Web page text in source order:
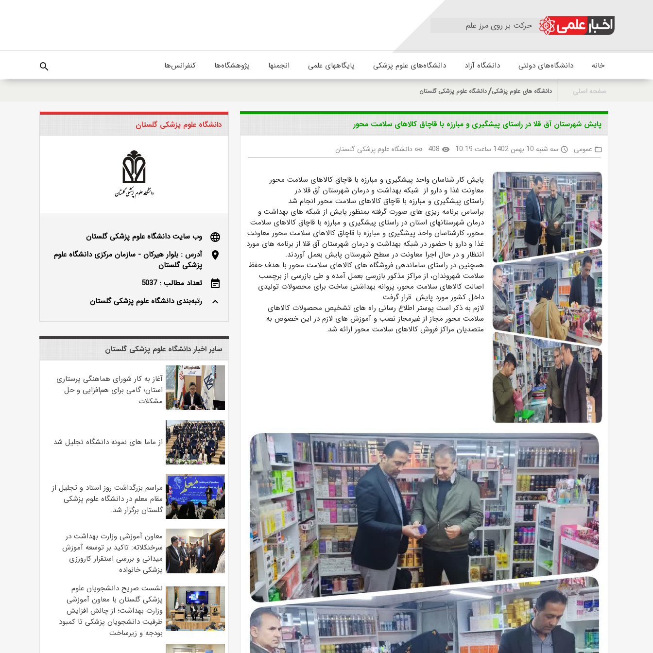
حرکت بر روی مرز علم
خانه دانشگاه‌های دولتی دانشگاه آزاد دانشگاه‌های علوم پزشکی پایگاههای علمی انجمنها پژوهشگاه‌ها کنفرانس‌ها search
صفحه اصلی دانشگاه های علوم پزشکی دانشگاه علوم پزشکی گلستان
پایش شهرستان آق قلا در راستای پیشگیری و مبارزه با قاچاق کالاهای سلامت محور
folder_open عمومی access_time سه شنبه 10 بهمن 1402 ساعت 10:19 visibility
408
link دانشگاه علوم پزشکی گلستان
پایش کار شناسان واحد پیشگیری و مبارزه با قاچاق کالاهای سلامت محور
معاونت غذا و دارو از شبکه بهداشت و درمان شهرستان آق قلا در
راستای پیشگیری و مبارزه با قاچاق کالاهای سلامت محور انجام شد
براساس برنامه ریزی های صورت گرفته بمنظور پایش از شبکه های بهداشت و
درمان شهرستانهای استان در راستای پیشگیری و مبارزه با قاچاق کالاهای سلامت
محور، کارشناسان واحد پیشگیری و مبارزه با قاچاق کالاهای سلامت محور معاونت
غذا و دارو با حضور در شبکه بهداشت و درمان شهرستان آق قلا از برنامه های مورد
انتظار و در حال اجرا معاونت در سطح شهرستان پایش بعمل آوردند.
همچنین در راستای ساماندهی فروشگاه های کالاهای سلامت محور با هدف حفظ
سلامت شهروندان، از مراکز مذکور بازرسی بعمل آمده و طی بازرسی از برچسب
اصالت کالاهای سلامت محور، پروانه بهداشتی ساخت برای محصولات تولیدی
داخل کشور مورد پایش قرار گرفت.
لازم به ذکر است پوستر اطلاع رسانی راه های تشخیص محصولات کالاهای
سلامت محور مجاز از غیرمجاز نصب و آموزش های لازم در این خصوص به
متصدیان مراکز فروش کالاهای سلامت محور ارائه شد.
دانشگاه علوم پزشکی گلستان
language
وب سایت دانشگاه علوم پزشکی گلستان
location_on
آدرس : بلوار هیرکان - سازمان مرکزی دانشگاه علوم
پزشکی گلستان
event_note
تعداد مطالب : 5037
keyboard_arrow_up
رتبه‌بندی دانشگاه علوم پزشکی گلستان
سایر اخبار دانشگاه علوم پزشکی گلستان
آغاز به کار شورای هماهنگی پرستاری
استان؛ گامی برای هم‌افزایی و حل
مشکلات
از ماما های نمونه دانشگاه تجلیل شد
مراسم بزرگداشت روز استاد و تجلیل از
مقام معلم در دانشگاه علوم پزشکی
گلستان برگزار شد.‌
معاون آموزشی وزارت بهداشت در
سرخنکلاته: تاکید بر توسعه آموزش
میدانی و بررسی استقرار کارورزی
پزشکی ‌خانواده
نشست صریح دانشجویان علوم
پزشکی گلستان با معاون آموزشی
وزارت بهداشت؛ از چالش افزایش
ظرفیت دانشجویان ‌پزشکی تا کمبود
بودجه و زیرساخت